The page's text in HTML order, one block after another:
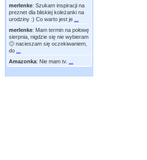
merlenke: Szukam inspiracji na
preznet dla bliskiej koleżanki na
urodziny :) Co warto jest je
merlenke: Mam termin na połowę
sierpnia, nigdzie się nie wybieram
🙂 nacieszam się oczekiwaniem,
do
Amazonka: Nie mam tv.